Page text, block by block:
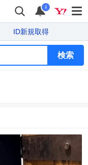
i
ID新規取得
検索